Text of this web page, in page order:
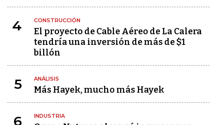
4 CONSTRUCCIÓN
El proyecto de Cable Aéreo de La Calera
tendría una inversión de más de $1
billón
5 ANÁLISIS
Más Hayek, mucho más Hayek
6 INDUSTRIA